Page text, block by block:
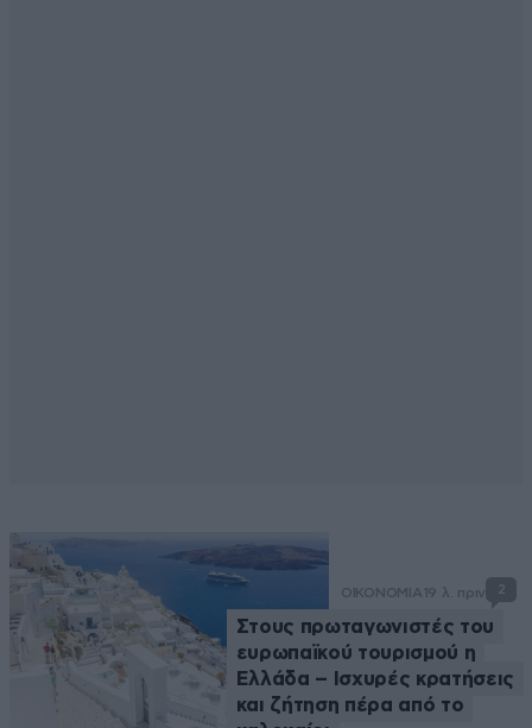
ΟΙΚΟΝΟΜΙΑ 19 λ. πριν 2
Στους πρωταγωνιστές του
ευρωπαϊκού τουρισμού η
Ελλάδα – Ισχυρές κρατήσεις
και ζήτηση πέρα από το